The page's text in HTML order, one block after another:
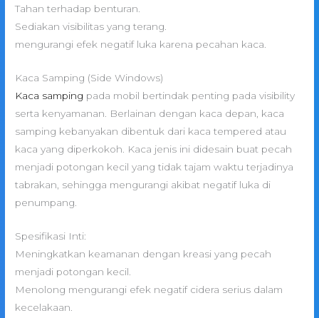
Tahan terhadap benturan.
Sediakan visibilitas yang terang.
mengurangi efek negatif luka karena pecahan kaca.
Kaca Samping (Side Windows)
Kaca samping pada mobil bertindak penting pada visibility
serta kenyamanan. Berlainan dengan kaca depan, kaca
samping kebanyakan dibentuk dari kaca tempered atau
kaca yang diperkokoh. Kaca jenis ini didesain buat pecah
menjadi potongan kecil yang tidak tajam waktu terjadinya
tabrakan, sehingga mengurangi akibat negatif luka di
penumpang.
Spesifikasi Inti:
Meningkatkan keamanan dengan kreasi yang pecah
menjadi potongan kecil.
Menolong mengurangi efek negatif cidera serius dalam
kecelakaan.